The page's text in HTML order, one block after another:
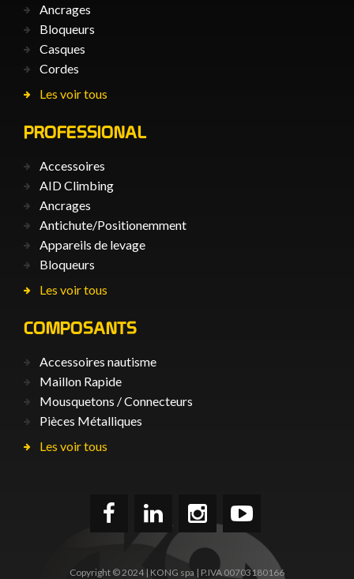
Ancrages
Bloqueurs
Casques
Cordes
Les voir tous
PROFESSIONAL
Accessoires
AID Climbing
Ancrages
Antichute/Positionemment
Appareils de levage
Bloqueurs
Les voir tous
COMPOSANTS
Accessoires nautisme
Maillon Rapide
Mousquetons / Connecteurs
Pièces Métalliques
Les voir tous
Copyright © 2024 | KONG spa | P.IVA 00703180166